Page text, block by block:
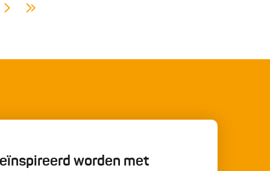
worden met